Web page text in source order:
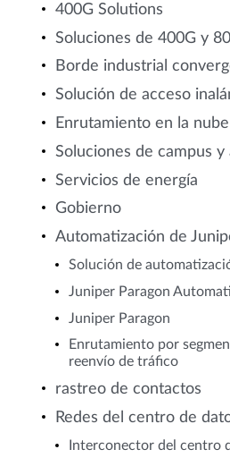
400G Solutions
Soluciones de 400G y
Borde industrial
Solución de acceso
Enrutamiento en la nube
Soluciones de campus
Servicios de energía
Gobierno
Automatización de
Solución de
Juniper Paragon
Juniper Paragon
Enrutamiento por
reenvío de tráfico
rastreo de contactos
Redes del centro de
Interconector del centro